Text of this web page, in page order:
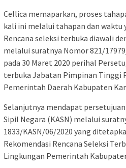
Cellica memaparkan, proses
kali ini melalui tahapan dan waktu
Rencana seleksi terbuka diawali
melalui suratnya Nomor 821/
pada 30 Maret 2020 perihal
terbuka Jabatan Pimpinan Tinggi
Pemerintah Daerah Kabupaten
Selanjutnya mendapat
Sipil Negara (KASN) melalui
1833/KASN/06/2020 yang
Rekomendasi Rencana Seleksi
Lingkungan Pemerintah